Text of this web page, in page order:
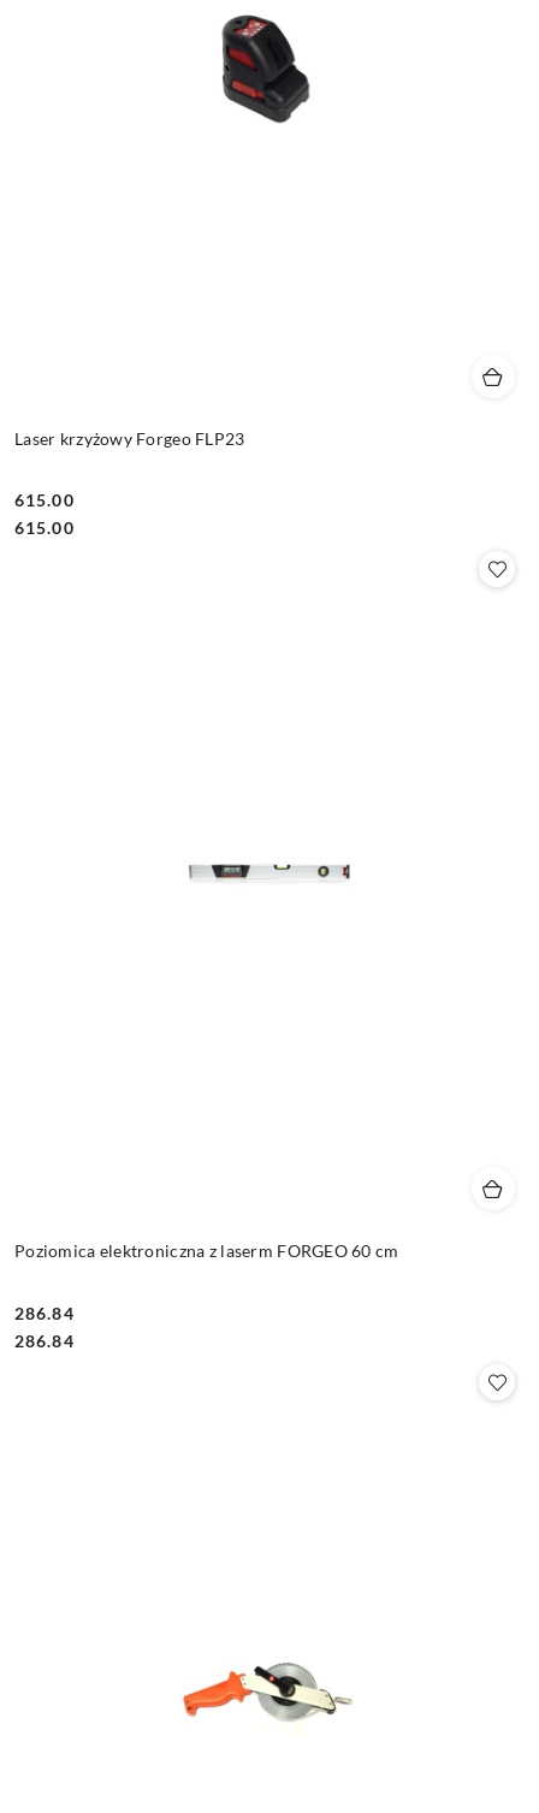
Laser krzyżowy Forgeo FLP23
Cena:
615.00
Cena:
615.00
Poziomica elektroniczna z laserm FORGEO 60 cm
Cena:
286.84
Cena:
286.84